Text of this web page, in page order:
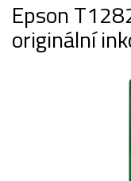
Epson
originální